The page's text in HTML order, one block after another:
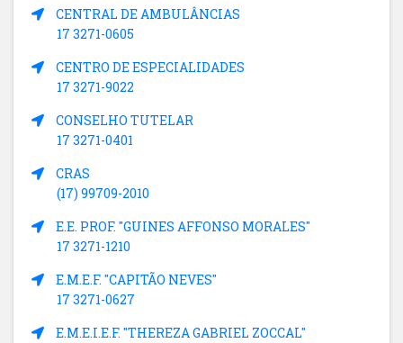
CENTRAL DE AMBULÂNCIAS
17 3271-0605
CENTRO DE ESPECIALIDADES
17 3271-9022
CONSELHO TUTELAR
17 3271-0401
CRAS
(17) 99709-2010
E.E. PROF. "GUINES AFFONSO MORALES"
17 3271-1210
E.M.E.F. "CAPITÃO NEVES"
17 3271-0627
E.M.E.I.E.F. "THEREZA GABRIEL ZOCCAL"